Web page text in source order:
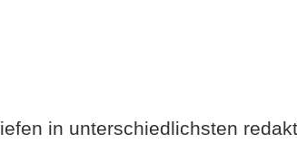
in unterschiedlichsten